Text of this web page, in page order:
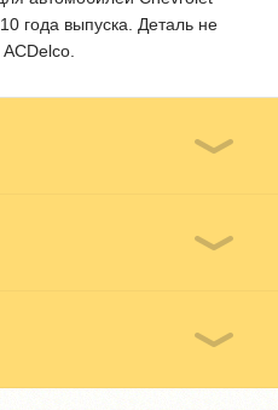
года выпуска. Деталь не